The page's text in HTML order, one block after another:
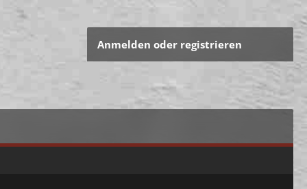
Anmelden oder registrieren